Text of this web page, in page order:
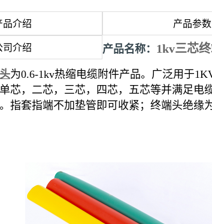
品介绍 产品参数
司介绍 产品名称： 1kv三芯
为0.6-1kv热缩电缆附件产品。广泛用于
芯，二芯，三芯，四芯，五芯等并满足
指套指端不加垫管即可收紧；终端头绝缘